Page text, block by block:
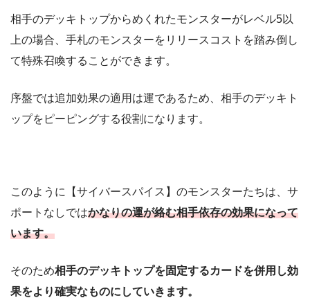
相手のデッキトップからめくれたモンスターがレベル5以
上の場合、手札のモンスターをリリースコストを踏み倒し
て特殊召喚することができます。
序盤では追加効果の適用は運であるため、相手のデッキト
ップをピーピングする役割になります。
このように【サイバースパイス】のモンスターたちは、サ
ポートなしではかなりの運が絡む相手依存の効果になって
います。
そのため相手のデッキトップを固定するカードを併用し効
果をより確実なものにしていきます。